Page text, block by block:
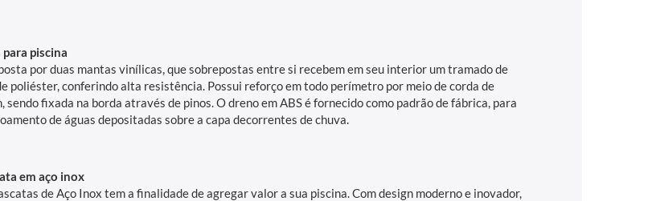
para piscina
por duas mantas vinílicas, que sobrepostas entre si recebem em seu interior um tramado de
poliéster, conferindo alta resistência. Possui reforço em todo perímetro por meio de corda de
sendo fixada na borda através de pinos. O dreno em ABS é fornecido como padrão de fábrica, para
de águas depositadas sobre a capa decorrentes de chuva.
em aço inox
de Aço Inox tem a finalidade de agregar valor a sua piscina. Com design moderno e inovador,